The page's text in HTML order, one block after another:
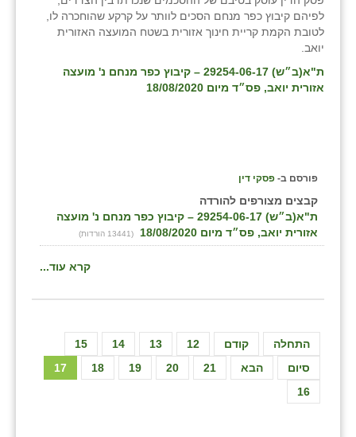
לפיהם קיבוץ כפר מנחם הסכים לוותר על קרקע שהוחכרה לו,
לטובת הקמת קריית חינוך אזורית בשטח המועצה האזורית
יואב.
ת"א(ב״ש) 29254-06-17 – קיבוץ כפר מנחם נ' מועצה
אזורית יואב, פס״ד מיום 18/08/2020
פורסם ב- פסקי דין
קבצים מצורפים להורדה
ת"א(ב״ש) 29254-06-17 – קיבוץ כפר מנחם נ' מועצה
אזורית יואב, פס״ד מיום 18/08/2020
(13441 הורדות)
קרא עוד...
התחלה קודם 12
13
14
15
16
17 18 19 20 21 הבא סיום